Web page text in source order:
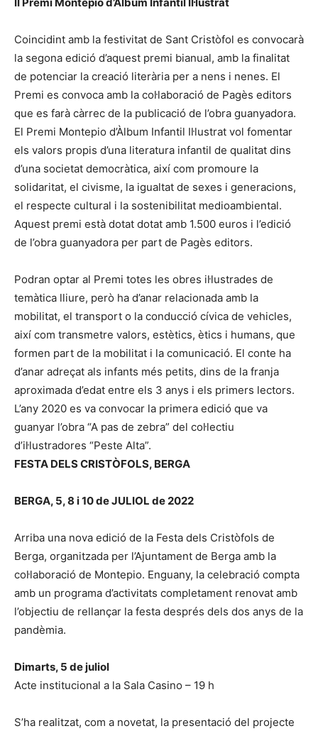
Coincidint amb la festivitat de Sant Cristòfol es convocarà
la segona edició d’aquest premi bianual, amb la finalitat
de potenciar la creació literària per a nens i nenes. El
Premi es convoca amb la col·laboració de Pagès editors
que es farà càrrec de la publicació de l’obra guanyadora.
El Premi Montepio d’Àlbum Infantil Il·lustrat vol fomentar
els valors propis d’una literatura infantil de qualitat dins
d’una societat democràtica, així com promoure la
solidaritat, el civisme, la igualtat de sexes i generacions,
el respecte cultural i la sostenibilitat medioambiental.
Aquest premi està dotat dotat amb 1.500 euros i l’edició
de l’obra guanyadora per part de Pagès editors.
Podran optar al Premi totes les obres il·lustrades de
temàtica lliure, però ha d’anar relacionada amb la
mobilitat, el transport o la conducció cívica de vehicles,
així com transmetre valors, estètics, ètics i humans, que
formen part de la mobilitat i la comunicació. El conte ha
d’anar adreçat als infants més petits, dins de la franja
aproximada d’edat entre els 3 anys i els primers lectors.
L’any 2020 es va convocar la primera edició que va
guanyar l’obra “A pas de zebra” del col·lectiu
d’il·lustradores “Peste Alta”.
FESTA DELS CRISTÒFOLS, BERGA
BERGA, 5, 8 i 10 de JULIOL de 2022
Arriba una nova edició de la Festa dels Cristòfols de
Berga, organitzada per l’Ajuntament de Berga amb la
col·laboració de Montepio. Enguany, la celebració compta
amb un programa d’activitats completament renovat amb
l’objectiu de rellançar la festa després dels dos anys de la
pandèmia.
Dimarts, 5 de juliol
Acte institucional a la Sala Casino – 19 h
S’ha realitzat, com a novetat, la presentació del projecte